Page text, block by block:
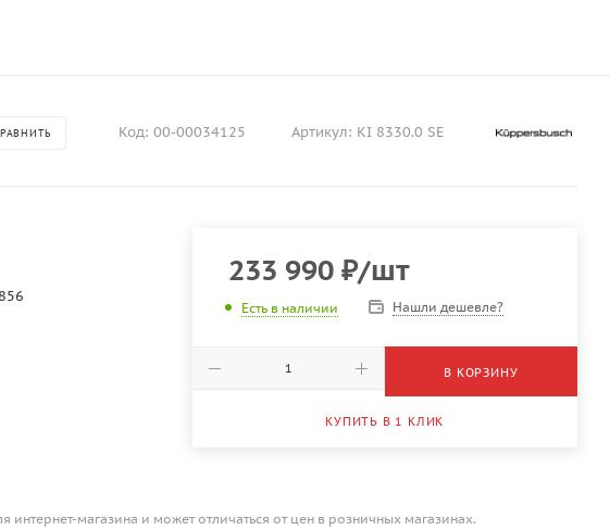
Код: 00-00034125 Артикул: KI 8330.0 SE
233 990₽/шт
Есть в наличии Нашли дешевле?
В КОРЗИНУ
КУПИТЬ В 1 КЛИК
интернет-магазина и может отличаться от цен в розничных магазинах.